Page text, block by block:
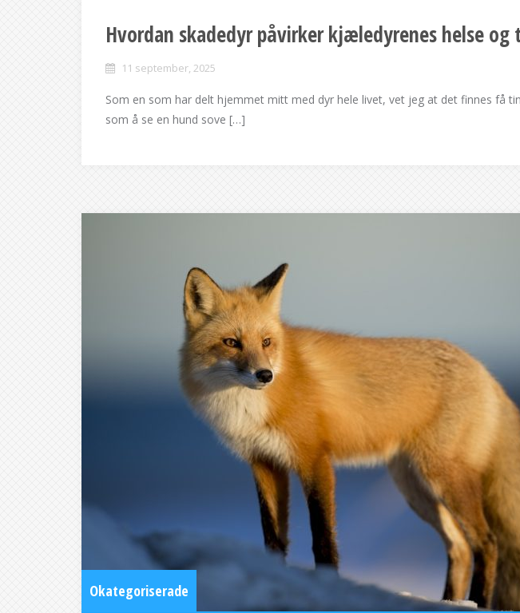
Hvordan skadedyr påvirker kjæledyrenes helse
11 september, 2025
Som en som har delt hjemmet mitt med dyr hele livet, vet jeg at det finnes få
som å se en hund sove […]
Okategoriserade